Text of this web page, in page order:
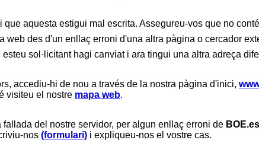
aquesta estigui mal escrita. Assegureu-vos que no
web des d'un enllaç erroni d'una altra pàgina o cercador
sol·licitant hagi canviat i ara tingui una altra adreça
accediu-hi de nou a través de la nostra pàgina d'inici,
visiteu el nostre mapa web.
del nostre servidor, per algun enllaç erroni de BOE.es
nos (formulari) i expliqueu-nos el vostre cas.